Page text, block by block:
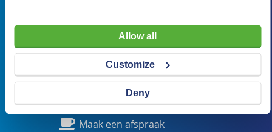
Allow all
Customize
Deny
Veldsteen 25, 4815 PK Breda
verkoop@visserbreda.nl
076 541 5073
Stel een vraag
Maak een afspraak